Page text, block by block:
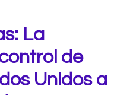
La
de
Unidos a